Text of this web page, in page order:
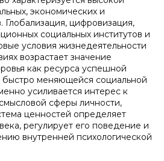
экономических и
Глобализация, цифровизация,
социальных институтов и
условия жизнедеятельности
возрастает значение
как ресурса успешной
быстро меняющейся социальной
усиливается интерес к
сферы личности,
ценностей определяет
регулирует его поведение и
внутренней психологической